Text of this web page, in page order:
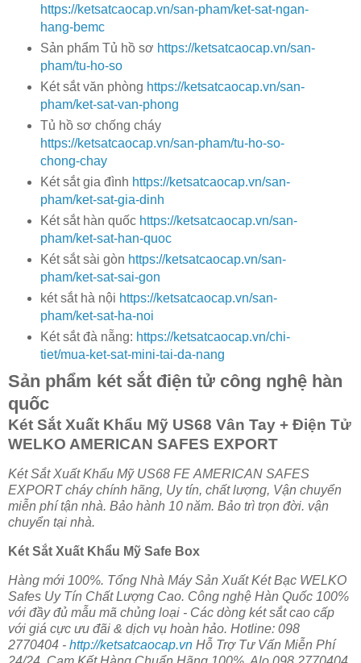
https://ketsatcaocap.vn/san-pham/ket-sat-ngan-
hang-bemc
Sản phẩm Tủ hồ sơ https://ketsatcaocap.vn/san-
pham/tu-ho-so
Két sắt văn phòng https://ketsatcaocap.vn/san-
pham/ket-sat-van-phong
Tủ hồ sơ chống cháy
https://ketsatcaocap.vn/san-pham/tu-ho-so-
chong-chay
Két sắt gia đình https://ketsatcaocap.vn/san-
pham/ket-sat-gia-dinh
Két sắt hàn quốc https://ketsatcaocap.vn/san-
pham/ket-sat-han-quoc
Két sắt sài gòn https://ketsatcaocap.vn/san-
pham/ket-sat-sai-gon
két sắt hà nội https://ketsatcaocap.vn/san-
pham/ket-sat-ha-noi
Két sắt đà nẵng: https://ketsatcaocap.vn/chi-
tiet/mua-ket-sat-mini-tai-da-nang
Sản phẩm két sắt điện tử công nghệ hàn
quốc
Két Sắt Xuất Khẩu Mỹ US68 Vân Tay + Điện Tử
WELKO AMERICAN SAFES EXPORT
Két Sắt Xuất Khẩu Mỹ US68 FE AMERICAN SAFES
EXPORT cháy chính hãng, Uy tín, chất lượng, Vận chuyển
miễn phí tận nhà. Bảo hành 10 năm. Bảo trì trọn đời. vận
chuyển tại nhà.
Két Sắt Xuất Khẩu Mỹ Safe Box
Hàng mới 100%. Tổng Nhà Máy Sản Xuất Két Bạc WELKO
Safes Uy Tín Chất Lượng Cao. Công nghệ Hàn Quốc 100%
với đầy đủ mẫu mã chủng loại - Các dòng két sắt cao cấp
với giá cực ưu đãi & dịch vụ hoàn hảo. Hotline: 098
2770404 - http://ketsatcaocap.vn Hỗ Trợ Tư Vấn Miễn Phí